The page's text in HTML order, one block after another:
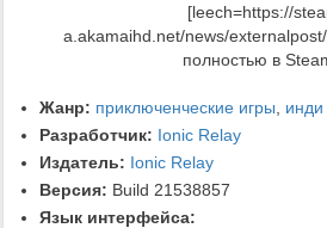
[leech=https://
a.akamaihd.net/news/
полностью в
Жанр: приключенческие игры
инди
Разработчик: Ionic Relay
Издатель: Ionic Relay
Версия: Build 21538857
Язык интерфейса: